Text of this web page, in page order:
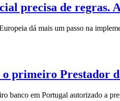
precisa de regras.
dá mais um passo na
o primeiro Prestador
banco em Portugal autorizado a